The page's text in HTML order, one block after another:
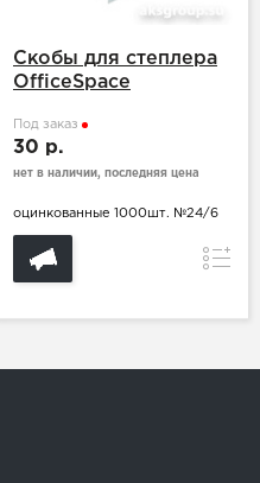
Скобы для степлера
OfficeSpace
Под заказ
30 р.
нет в наличии, последняя цена
оцинкованные 1000шт. №24/6